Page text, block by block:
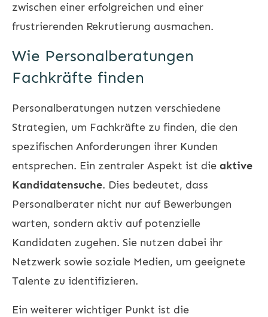
zwischen einer erfolgreichen und einer
frustrierenden Rekrutierung ausmachen.
Wie Personalberatungen
Fachkräfte finden
Personalberatungen nutzen verschiedene
Strategien, um Fachkräfte zu finden, die den
spezifischen Anforderungen ihrer Kunden
entsprechen. Ein zentraler Aspekt ist die aktive
Kandidatensuche. Dies bedeutet, dass
Personalberater nicht nur auf Bewerbungen
warten, sondern aktiv auf potenzielle
Kandidaten zugehen. Sie nutzen dabei ihr
Netzwerk sowie soziale Medien, um geeignete
Talente zu identifizieren.
Ein weiterer wichtiger Punkt ist die